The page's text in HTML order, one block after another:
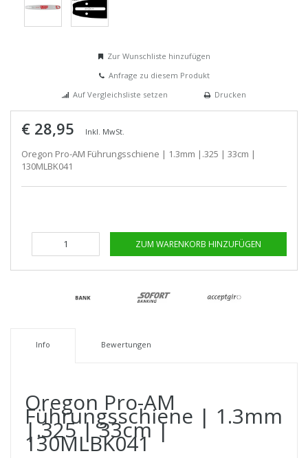
Zur Wunschliste hinzufügen
Anfrage zu diesem Produkt
Auf Vergleichsliste setzen
Drucken
€ 28,95 Inkl. MwSt.
Oregon Pro-AM Führungsschiene | 1.3mm |.325 | 33cm |
130MLBK041
ZUM WARENKORB HINZUFÜGEN
Info Bewertungen
Oregon Pro-AM
Führungsschiene | 1.3mm
|.325 | 33cm |
130MLBK041